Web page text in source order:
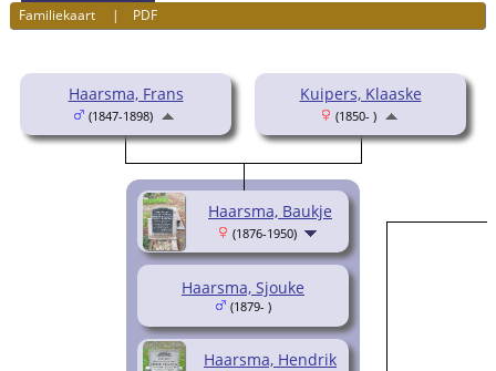
Familiekaart | PDF
Haarsma, Frans
(1847-1898)
Kuipers, Klaaske
(1850- )
Haarsma, Baukje
(1876-1950)
Haarsma, Sjouke
(1879- )
Haarsma, Hendrik